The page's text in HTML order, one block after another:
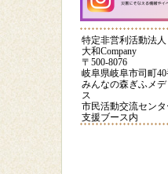
【クラフト】手作りカ
ードを贈ろう③
POIおじさんの話
大和youtubeページ
特定非営利活動法人
大和Company
〒500-8076
岐阜県岐阜市司町
みんなの森ぎふメ
ス
市民活動交流センタ
支援ブース内